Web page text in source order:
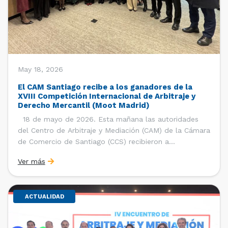
May 18, 2026
El CAM Santiago recibe a los ganadores de la
XVIII Competición Internacional de Arbitraje y
Derecho Mercantil (Moot Madrid)
18 de mayo de 2026. Esta mañana las autoridades
del Centro de Arbitraje y Mediación (CAM) de la Cámara
de Comercio de Santiago (CCS) recibieron a
Facultad de Derecho de la Universidad de Chile que se
consagró como ganador de la […]
Ver más
ACTUALIDAD